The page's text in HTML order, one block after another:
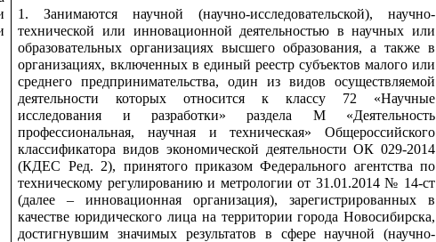
1. Занимаются научной (научно-исследовательской), научно-
технической или инновационной деятельностью в научных или
образовательных организациях высшего образования, а также в
организациях, включенных в единый реестр субъектов малого или
среднего предпринимательства, один из видов осуществляемой
деятельности которых относится к классу 72 «Научные
исследования и разработки» раздела М «Деятельность
профессиональная, научная и техническая» Общероссийского
классификатора видов экономической деятельности ОК 029-2014
(КДЕС Ред. 2), принятого приказом Федерального агентства по
техническому регулированию и метрологии от 31.01.2014 № 14-ст
(далее – инновационная организация), зарегистрированных в
качестве юридического лица на территории города Новосибирска,
достигнувшим значимых результатов в сфере научной (научно-